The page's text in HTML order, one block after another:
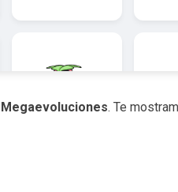
Megaevoluciones. Te